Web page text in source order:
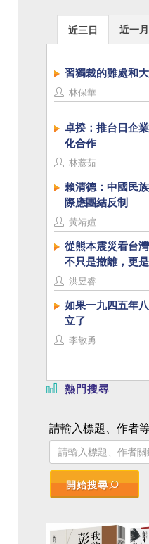
近三日 近一月
習獨裁的難處和
林保華
卓揆：推台日企
化合作
林薏茹
賴清德：中國民
際應團結反制
黃靖媗
從熊本震災看台
不只是撤離，更
洪昱睿
如果一九四五年
立了
李敏勇
熱門搜尋
請輸入標題、作者
開始搜尋